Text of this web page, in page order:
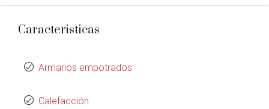
Caracteristicas
Armarios empotrados
Calefacción